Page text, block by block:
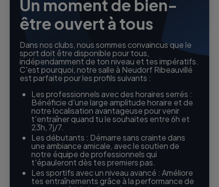
Un moment de bien-
être ouvert à tous
Dans nos clubs, nous sommes convaincus que le
sport doit être disponible pour tous,
indépendamment de ton niveau et tes impératifs.
C'est pourquoi, notre salle à Neudorf Ribeauvillé
est parfaite pour les profils suivants :
Les professionnels avec des horaires serrés :
Bénéficie d’une large amplitude horaire et de
notre localisation avantageuse pour venir
t'entraîner quand tu le souhaites entre 6h et
23h, 7j/7.
Les débutants : Démarre sans crainte dans
une ambiance amicale, avec le soutien de
notre équipe de professionnels qui
t'épauleront dès tes premiers pas.
Les sportifs avec un niveau avancé : Améliore
tes entraînements grâce à la performance de